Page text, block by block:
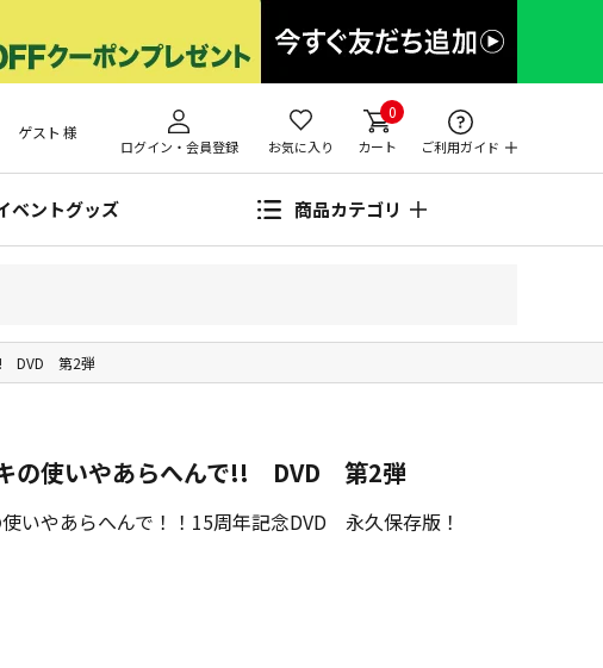
ゲスト 様
ログイン・会員登録 お気に入り
0
カート ご利用ガイド
ベントグッズ 商品カテゴリ
!! DVD 第2弾
の使いやあらへんで!! DVD 第2弾
いやあらへんで！！15周年記念DVD 永久保存版！